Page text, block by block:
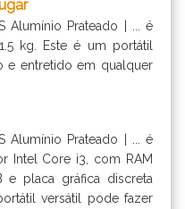
Alumínio Prateado | ... é
kg. Este é um portátil
e entretido em qualquer
Alumínio Prateado | ... é
Intel Core i3, com RAM
e placa gráfica discreta
versátil pode fazer